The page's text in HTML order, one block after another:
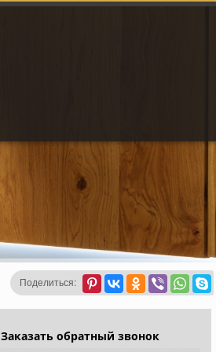
Поделиться:
Заказать обратный звонок